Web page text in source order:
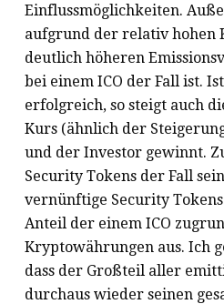
Einflussmöglichkeiten.
aufgrund der relativ hohen
deutlich höheren
bei einem ICO der Fall ist.
erfolgreich, so steigt auch
Kurs (ähnlich der
und der Investor gewinnt.
Security Tokens der Fall
vernünftige Security
Anteil der einem ICO
Kryptowährungen aus. Ich
dass der Großteil aller
durchaus wieder seinen